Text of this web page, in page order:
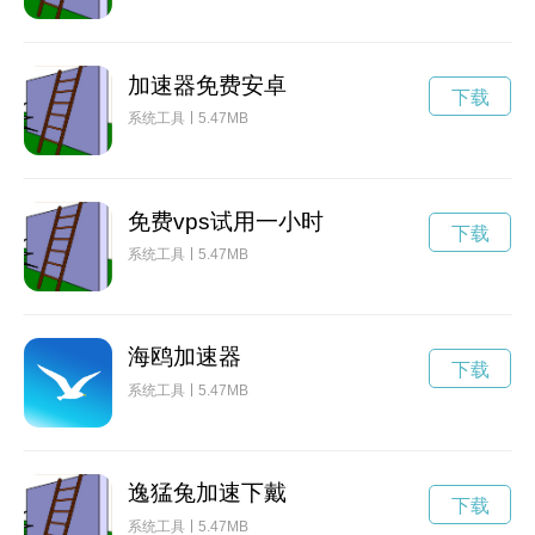
加速器免费安卓
系统工具 5.47MB
下载
免费vps试用一小时
系统工具 5.47MB
下载
海鸥加速器
系统工具 5.47MB
下载
逸猛兔加速下戴
系统工具 5.47MB
下载